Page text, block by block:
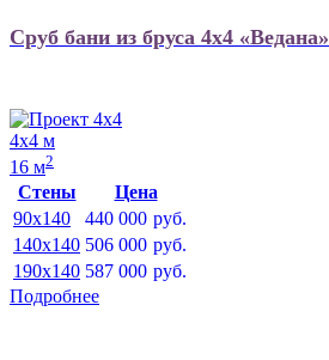
Сруб бани из бруса 4х4 «Ведана»
4х4 м
16 м2
Стены
Цена
90x140
440 000 руб.
140x140 506 000 руб.
190x140 587 000 руб.
Подробнее